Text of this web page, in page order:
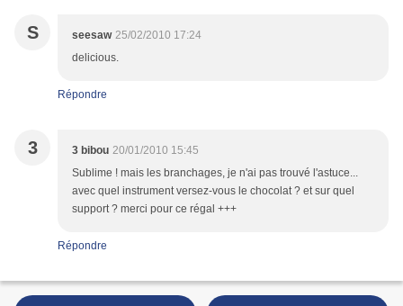
S seesaw 25/02/2010 17:24
delicious.
Répondre
3 3 bibou 20/01/2010 15:45
Sublime ! mais les branchages, je n'ai pas trouvé l'astuce...
avec quel instrument versez-vous le chocolat ? et sur quel
support ? merci pour ce régal +++
Répondre